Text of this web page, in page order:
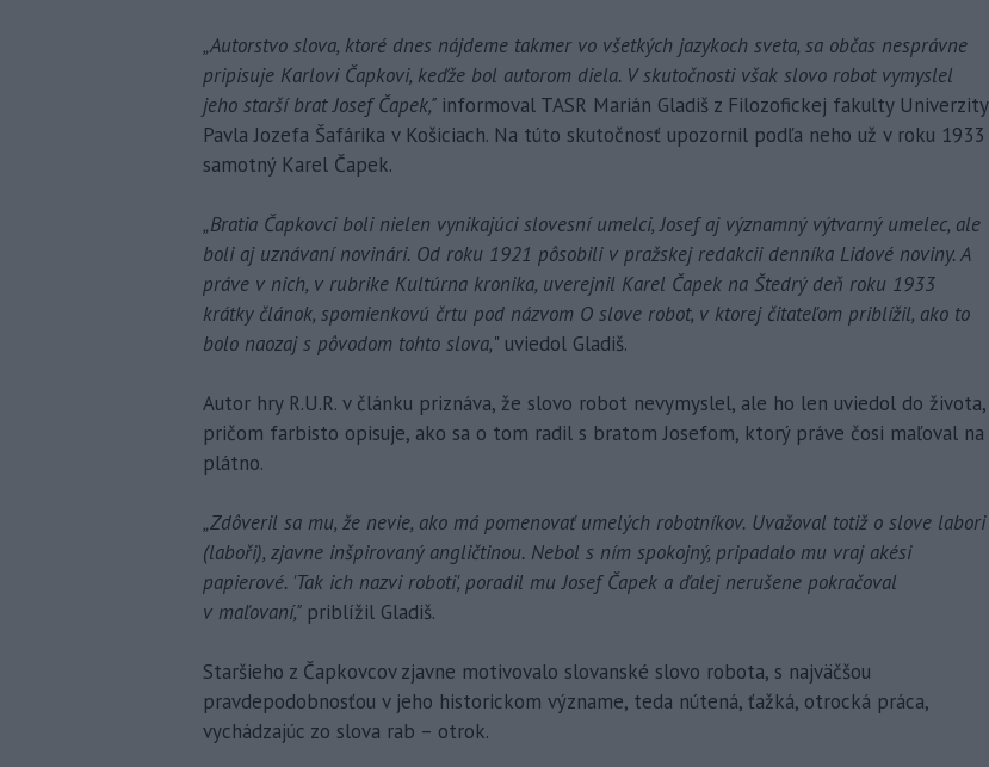
„Autorstvo slova, ktoré dnes nájdeme takmer vo všetkých jazykoch sveta, sa občas nesprávne
pripisuje Karlovi Čapkovi, keďže bol autorom diela. V skutočnosti však slovo robot vymyslel
jeho starší brat Josef Čapek," informoval TASR Marián Gladiš z Filozofickej fakulty Univerzity
Pavla Jozefa Šafárika v Košiciach. Na túto skutočnosť upozornil podľa neho už v roku 1933
samotný Karel Čapek.
„Bratia Čapkovci boli nielen vynikajúci slovesní umelci, Josef aj významný výtvarný umelec, ale
boli aj uznávaní novinári. Od roku 1921 pôsobili v pražskej redakcii denníka Lidové noviny. A
práve v nich, v rubrike Kultúrna kronika, uverejnil Karel Čapek na Štedrý deň roku 1933
krátky článok, spomienkovú črtu pod názvom O slove robot, v ktorej čitateľom priblížil, ako to
bolo naozaj s pôvodom tohto slova," uviedol Gladiš.
Autor hry R.U.R. v článku priznáva, že slovo robot nevymyslel, ale ho len uviedol do života,
pričom farbisto opisuje, ako sa o tom radil s bratom Josefom, ktorý práve čosi maľoval na
plátno.
„Zdôveril sa mu, že nevie, ako má pomenovať umelých robotníkov. Uvažoval totiž o slove labori
(laboři), zjavne inšpirovaný angličtinou. Nebol s ním spokojný, pripadalo mu vraj akési
papierové. 'Tak ich nazvi roboti', poradil mu Josef Čapek a ďalej nerušene pokračoval
v maľovaní," priblížil Gladiš.
Staršieho z Čapkovcov zjavne motivovalo slovanské slovo robota, s najväčšou
pravdepodobnosťou v jeho historickom význame, teda nútená, ťažká, otrocká práca,
vychádzajúc zo slova rab – otrok.